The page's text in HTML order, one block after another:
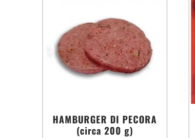
HAMBURGER DI PECORA
(circa 200 g)